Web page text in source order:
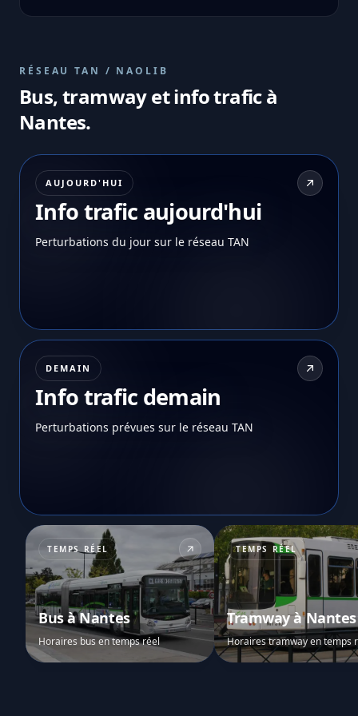
RÉSEAU TAN / NAOLIB
Bus, tramway et info trafic à
Nantes.
AUJOURD'HUI
Info trafic aujourd'hui
Perturbations du jour sur le réseau TAN
DEMAIN
Info trafic demain
Perturbations prévues sur le réseau TAN
TEMPS RÉEL
Bus à Nantes
Horaires bus en temps réel
TEMPS RÉEL
Tramway à Nantes
Horaires tramway en temps